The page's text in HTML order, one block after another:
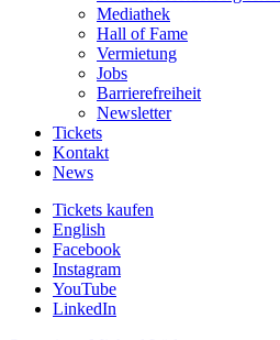
Mediathek
Hall of Fame
Vermietung
Jobs
Barrierefreiheit
Newsletter
Tickets
Kontakt
News
Tickets kaufen
English
Facebook
Instagram
YouTube
LinkedIn